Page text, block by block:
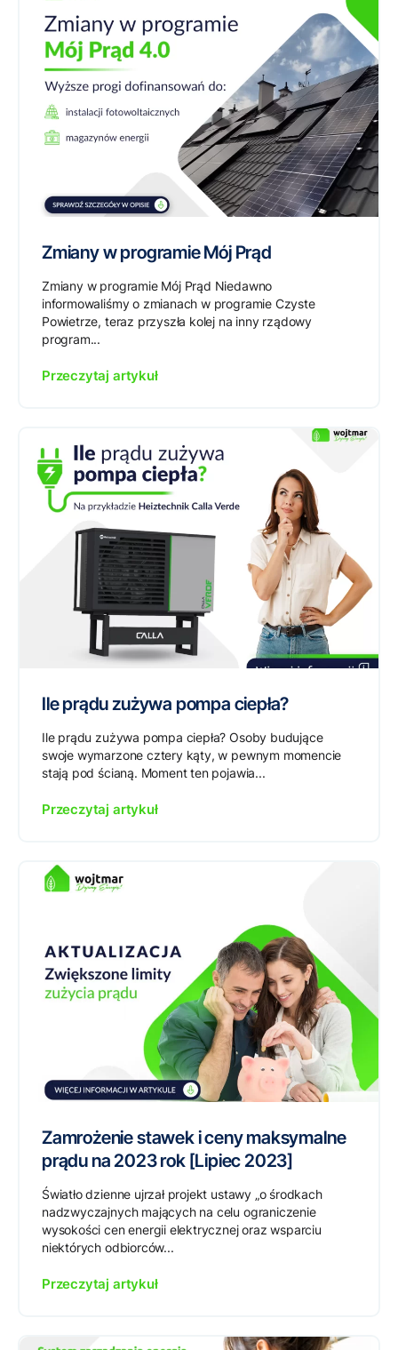
Zmiany w programie Mój Prąd
Zmiany w programie Mój Prąd Niedawno
informowaliśmy o zmianach w programie Czyste
Powietrze, teraz przyszła kolej na inny rządowy
program...
Przeczytaj artykuł
Ile prądu zużywa pompa ciepła?
Ile prądu zużywa pompa ciepła? Osoby budujące
swoje wymarzone cztery kąty, w pewnym momencie
stają pod ścianą. Moment ten pojawia...
Przeczytaj artykuł
Zamrożenie stawek i ceny maksymalne
prądu na 2023 rok [Lipiec 2023]
Światło dzienne ujrzał projekt ustawy „o środkach
nadzwyczajnych mających na celu ograniczenie
wysokości cen energii elektrycznej oraz wsparciu
niektórych odbiorców...
Przeczytaj artykuł